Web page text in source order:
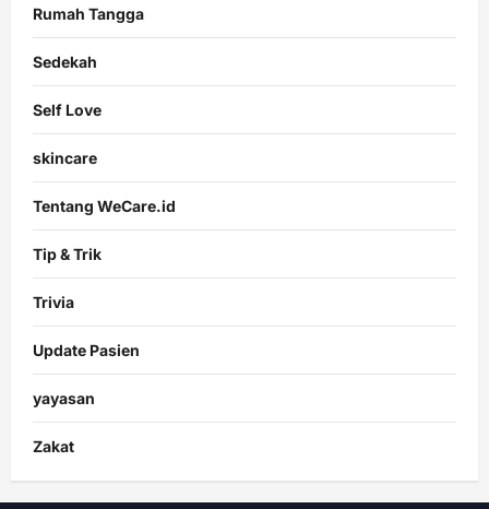
Rumah Tangga
Sedekah
Self Love
skincare
Tentang WeCare.id
Tip & Trik
Trivia
Update Pasien
yayasan
Zakat